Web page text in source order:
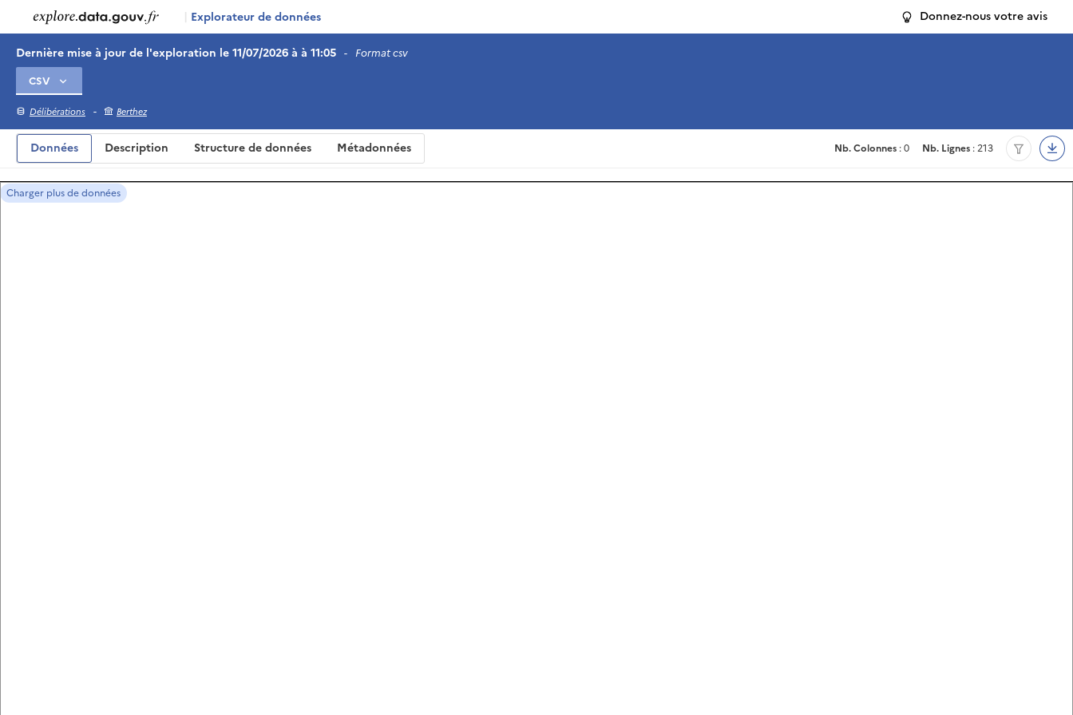
| Explorateur de données Donnez-nous votre avis
Dernière mise à jour de l'exploration le 11/07/2026 à à 11:05 - Format csv
Délibérations - Berthez
Nb. Colonnes : 0 Nb. Lignes : 213
Données Description Structure de données Métadonnées
Charger plus de données